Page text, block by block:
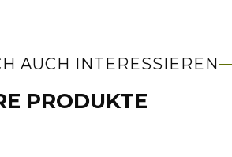
AUCH INTERESSIEREN
PRODUKTE